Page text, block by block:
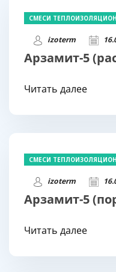
Арзамит-5
СМЕСИ
izoterm
Читать далее
Арзамит-5
СМЕСИ
izoterm
Читать далее